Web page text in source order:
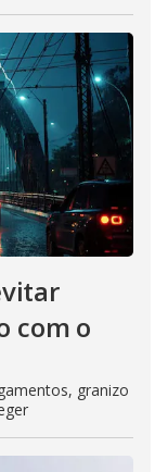
com o
granizo